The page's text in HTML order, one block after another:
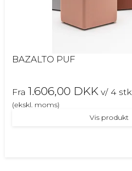
BAZALTO PUF
Fra 1.606,00 DKK v/ 4 stk.
(ekskl. moms)
Vis produkt